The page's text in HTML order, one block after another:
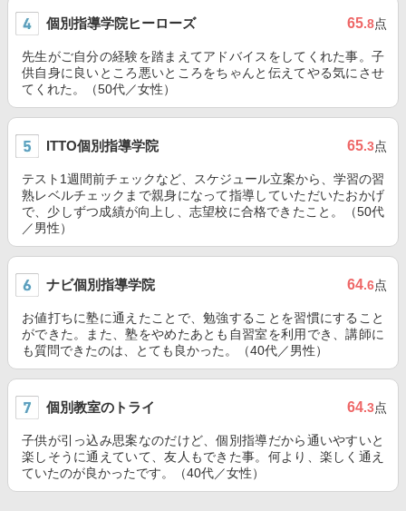
個別指導学院ヒーローズ 65.8点
先生がご自分の経験を踏まえてアドバイスをしてくれた事。子
供自身に良いところ悪いところをちゃんと伝えてやる気にさせ
てくれた。（50代／女性）
ITTO個別指導学院 65.3点
テスト1週間前チェックなど、スケジュール立案から、学習の習
熟レベルチェックまで親身になって指導していただいたおかげ
で、少しずつ成績が向上し、志望校に合格できたこと。（50代
／男性）
ナビ個別指導学院 64.6点
お値打ちに塾に通えたことで、勉強することを習慣にすること
ができた。また、塾をやめたあとも自習室を利用でき、講師に
も質問できたのは、とても良かった。（40代／男性）
個別教室のトライ 64.3点
子供が引っ込み思案なのだけど、個別指導だから通いやすいと
楽しそうに通えていて、友人もできた事。何より、楽しく通え
ていたのが良かったです。（40代／女性）